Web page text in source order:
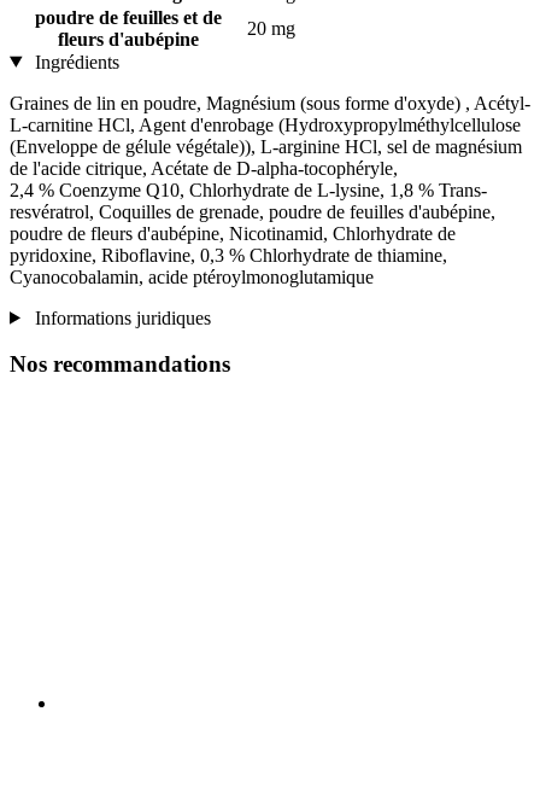
poudre de feuilles et de
fleurs d'aubépine
20 mg
Ingrédients
Graines de lin en poudre, Magnésium (sous forme d'oxyde) , Acétyl-
L-carnitine HCl, Agent d'enrobage (Hydroxypropylméthylcellulose
(Enveloppe de gélule végétale)), L-arginine HCl, sel de magnésium
de l'acide citrique, Acétate de D-alpha-tocophéryle,
2,4 % Coenzyme Q10, Chlorhydrate de L-lysine, 1,8 % Trans-
resvératrol, Coquilles de grenade, poudre de feuilles d'aubépine,
poudre de fleurs d'aubépine, Nicotinamid, Chlorhydrate de
pyridoxine, Riboflavine, 0,3 % Chlorhydrate de thiamine,
Cyanocobalamin, acide ptéroylmonoglutamique
Informations juridiques
Nos recommandations